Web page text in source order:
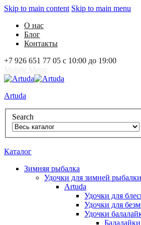
Skip to main content Skip to main menu
О нас
Блог
Контакты
+7 926 651 77 05 с 10:00 до 19:00
Artuda
Search
Каталог
Зимняя рыбалка
Удочки для зимней рыбалки
Artuda
Удочки для
Удочки для
Удочки